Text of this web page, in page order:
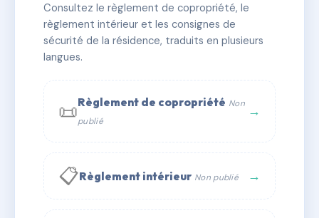
✓ Immatriculée 🏠 7 lots 🏗 1 bâtiment(s)
📞 Contacter Syndic Digital
Consultez le règlement de copropriété, le
règlement intérieur et les consignes de
sécurité de la résidence, traduits en plusieurs
langues.
📜Règlement de copropriété Non
publié
→
📋Règlement intérieur Non publié →